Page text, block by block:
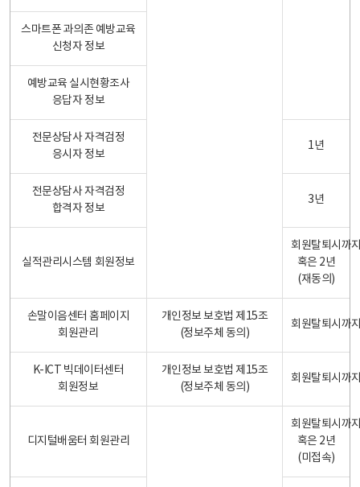
스마트폰 과의존 예방교육
신청자 정보
예방교육 실시현황조사
응답자 정보
전문상담사 자격검정
응시자 정보
1년
전문상담사 자격검정
합격자 정보
3년
실적관리시스템 회원정보
회원탈퇴시까
혹은 2년
(재동의)
손말이음센터 홈페이지
회원관리
개인정보 보호법 제15조
(정보주체 동의)
회원탈퇴시까
K-ICT 빅데이터센터
회원정보
개인정보 보호법 제15조
(정보주체 동의)
회원탈퇴시까
디지털배움터 회원관리
회원탈퇴시까
혹은 2년
(미접속)